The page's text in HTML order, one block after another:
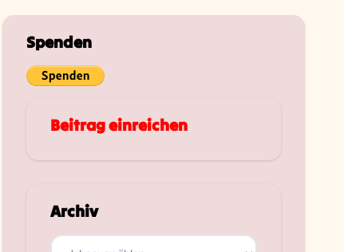
Spenden
Beitrag einreichen
Archiv
Archiv